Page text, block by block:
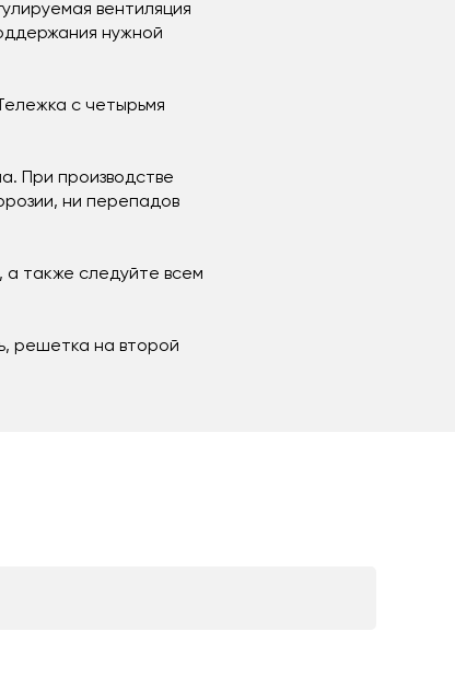
вентиляция
нужной
с четырьмя
При производстве
ни перепадов
а также следуйте всем
решетка на второй